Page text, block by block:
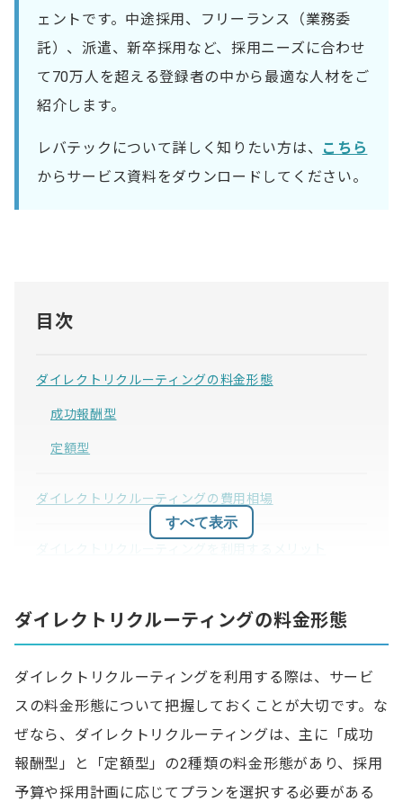
ェントです。中途採用、フリーランス（業務委
託）、派遣、新卒採用など、採用ニーズに合わせ
て70万人を超える登録者の中から最適な人材をご
紹介します。
レバテックについて詳しく知りたい方は、 こちら
からサービス資料をダウンロードしてください。
目次
ダイレクトリクルーティングの料金形態
成功報酬型
定額型
ダイレクトリクルーティングの費用相場
転職潜在層に自社を知ってもらえる
ダイレクトリクルーティングを活用した成功事例
【4ヶ月で3名の内定承諾】課題の組織拡大に進展あ
り
ローコストで自社に合う候補者にアプローチ
すべて表示
ダイレクトリクルーティングの料金形態
ダイレクトリクルーティングを利用する際は、サービ
スの料金形態について把握しておくことが大切です。な
ぜなら、ダイレクトリクルーティングは、主に「成功
報酬型」と「定額型」の2種類の料金形態があり、採用
予算や採用計画に応じてプランを選択する必要がある